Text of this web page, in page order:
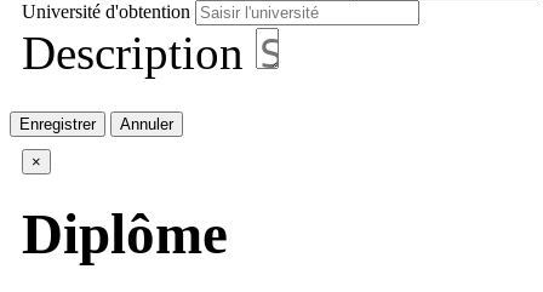
Université d'obtention
Description
Enregistrer Annuler
×
Diplôme